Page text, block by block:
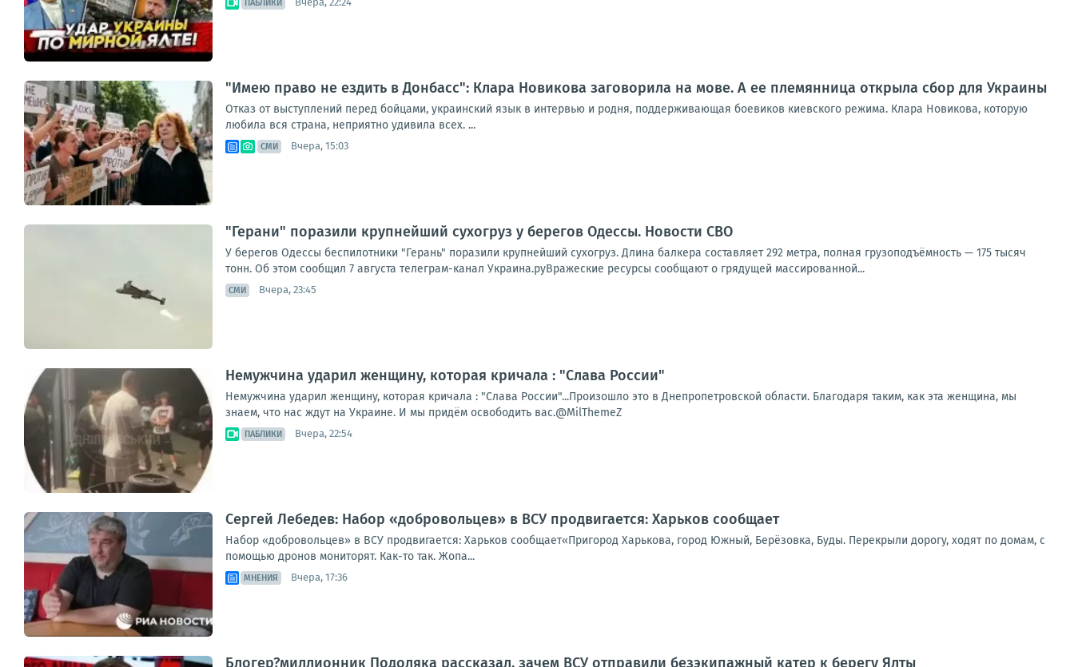
ПАБЛИКИ
"Имею право не ездить в Донбасс": Клара Новикова заговорила на мове. А ее племянница открыла сбор для Украины
Отказ от выступлений перед бойцами, украинский язык в интервью и родня, поддерживающая боевиков киевского режима. Клара Новикова, которую
любила вся страна, неприятно удивила всех. ...
СМИ Вчера, 15:03
"Герани" поразили крупнейший сухогруз у берегов Одессы. Новости СВО
У берегов Одессы беспилотники "Герань" поразили крупнейший сухогруз. Длина балкера составляет 292 метра, полная грузоподъёмность — 175 тысяч
тонн. Об этом сообщил 7 августа телеграм-канал Украина.руВражеские ресурсы сообщают о грядущей массированной...
СМИ Вчера, 23:45
Немужчина ударил женщину, которая кричала : "Слава России"
Немужчина ударил женщину, которая кричала : "Слава России"...Произошло это в Днепропетровской области. Благодаря таким, как эта женщина, мы
знаем, что нас ждут на Украине. И мы придём освободить вас.@MilThemeZ
ПАБЛИКИ Вчера, 22:54
Сергей Лебедев: Набор «добровольцев» в ВСУ продвигается: Харьков сообщает
Набор «добровольцев» в ВСУ продвигается: Харьков сообщает«Пригород Харькова, город Южный, Берёзовка, Буды. Перекрыли дорогу, ходят по домам, с
помощью дронов мониторят. Как-то так. Жопа...
МНЕНИЯ Вчера, 17:36
Блогер?миллионник Подоляка рассказал, зачем ВСУ отправили безэкипажный катер к берегу Ялты